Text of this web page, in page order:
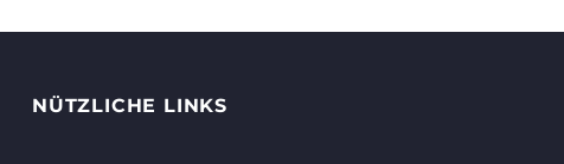
NÜTZLICHE LINKS